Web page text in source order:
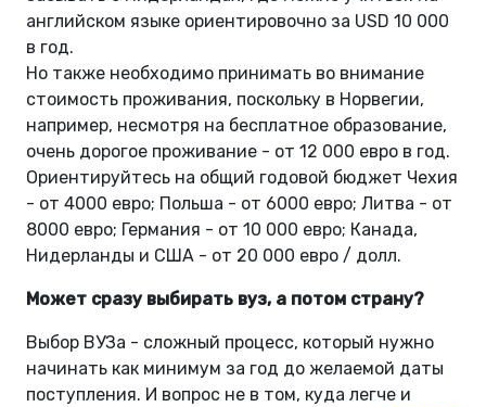
английском языке ориентировочно за USD 10 000
в год.
Но также необходимо принимать во внимание
стоимость проживания, поскольку в Норвегии,
например, несмотря на бесплатное образование,
очень дорогое проживание - от 12 000 евро в год.
Ориентируйтесь на общий годовой бюджет Чехия
- от 4000 евро; Польша - от 6000 евро; Литва - от
8000 евро; Германия - от 10 000 евро; Канада,
Нидерланды и США - от 20 000 евро / долл.
Может сразу выбирать вуз, а потом страну?
Выбор ВУЗа - сложный процесс, который нужно
начинать как минимум за год до желаемой даты
поступления. И вопрос не в том, куда легче и